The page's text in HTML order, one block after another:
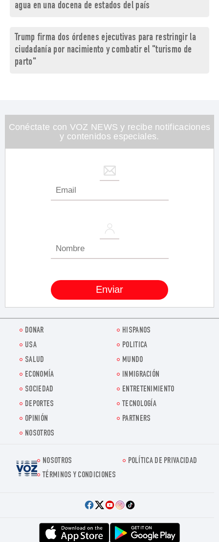
agua en una docena de estados del país
Trump firma dos órdenes ejecutivas para restringir la
ciudadanía por nacimiento y combatir el "turismo de
parto"
Conéctate con VOZ NEWS y recibe notificaciones
y contenidos especiales.
DONAR
HISPANOS
USA
POLITICA
SALUD
MUNDO
ECONOMÍA
INMIGRACIÓN
SOCIEDAD
ENTRETENIMIENTO
DEPORTES
TECNOLOGÍA
OPINIÓN
PARTNERS
NOSOTROS
Voz.us
NOSOTROS
POLÍTICA DE PRIVACIDAD
TÉRMINOS Y CONDICIONES